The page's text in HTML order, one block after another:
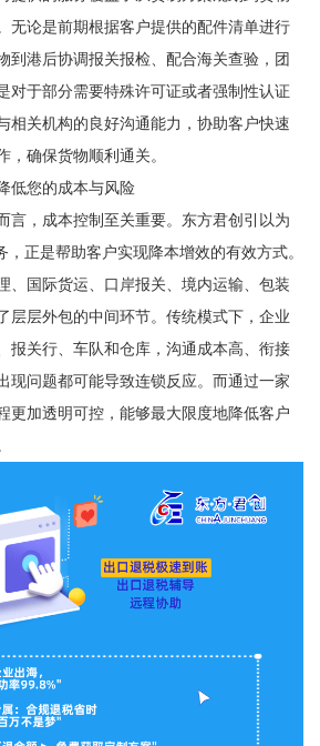
无论是前期根据客户提供的配件清单进行
到港后协调报关报检、配合海关查验，团
对于部分需要特殊许可证或者强制性认证
相关机构的良好沟通能力，协助客户快速
，确保货物顺利通关。
低您的成本与风险
言，成本控制至关重要。东方君创引以为
，正是帮助客户实现降本增效的有效方式。
、国际货运、口岸报关、境内运输、包装
层层外包的中间环节。传统模式下，企业
报关行、车队和仓库，沟通成本高、衔接
现问题都可能导致连锁反应。而通过一家
更加透明可控，能够最大限度地降低客户